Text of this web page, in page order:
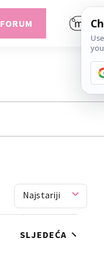
FORUM
Najstariji
SLJEDEĆA